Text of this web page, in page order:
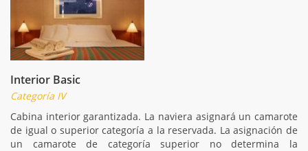
Interior Basic
Categoría IV
Cabina interior garantizada. La naviera asignará un camarote
de igual o superior categoría a la reservada. La asignación de
un camarote de categoría superior no determina la